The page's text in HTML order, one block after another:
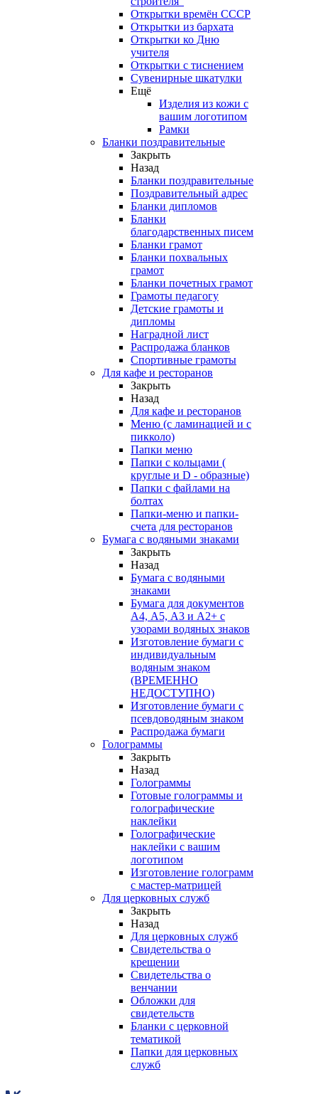
Открытки времён СССР
Открытки из бархата
Открытки ко Дню
учителя
Открытки с тиснением
Сувенирные шкатулки
Ещё
Изделия из кожи с
вашим логотипом
Рамки
Бланки поздравительные
Закрыть
Назад
Бланки поздравительные
Поздравительный адрес
Бланки дипломов
Бланки
благодарственных писем
Бланки грамот
Бланки похвальных
грамот
Бланки почетных грамот
Грамоты педагогу
Детские грамоты и
дипломы
Наградной лист
Распродажа бланков
Спортивные грамоты
Для кафе и ресторанов
Закрыть
Назад
Для кафе и ресторанов
Меню (с ламинацией и с
пикколо)
Папки меню
Папки с кольцами (
круглые и D - образные)
Папки с файлами на
болтах
Папки-меню и папки-
счета для ресторанов
Бумага с водяными знаками
Закрыть
Назад
Бумага с водяными
знаками
Бумага для документов
А4, А5, А3 и А2+ с
узорами водяных знаков
Изготовление бумаги с
индивидуальным
водяным знаком
(ВРЕМЕННО
НЕДОСТУПНО)
Изготовление бумаги с
псевдоводяным знаком
Распродажа бумаги
Голограммы
Закрыть
Назад
Голограммы
Готовые голограммы и
голографические
наклейки
Голографические
наклейки с вашим
логотипом
Изготовление голограмм
с мастер-матрицей
Для церковных служб
Закрыть
Назад
Для церковных служб
Свидетельства о
крещении
Свидетельства о
венчании
Обложки для
свидетельств
Бланки с церковной
тематикой
Папки для церковных
служб